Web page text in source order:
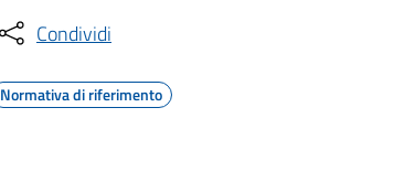
Condividi
Normativa di riferimento